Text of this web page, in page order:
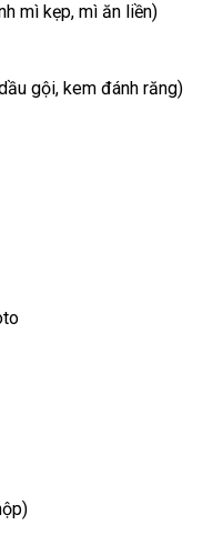
mì kẹp, mì ăn liền)
gội, kem đánh răng)